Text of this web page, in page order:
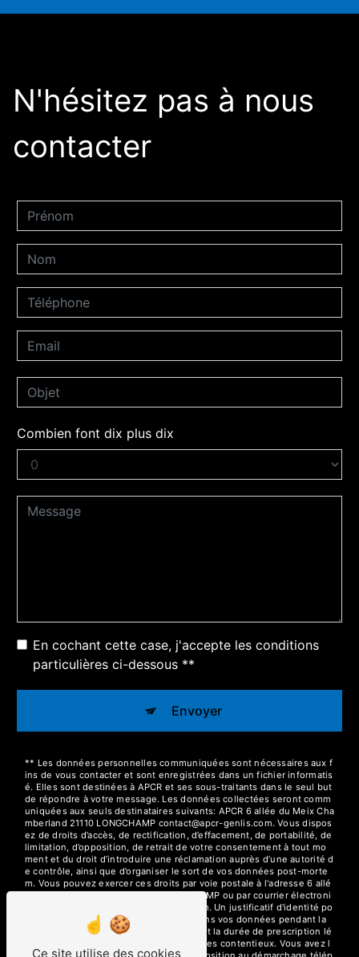
N'hésitez pas à nous
contacter
Combien font dix plus dix
En cochant cette case, j'accepte les conditions
particulières ci-dessous **
Envoyer
** Les données personnelles communiquées sont nécessaires aux f
ins de vous contacter et sont enregistrées dans un fichier informatis
é. Elles sont destinées à APCR et ses sous-traitants dans le seul but
de répondre à votre message. Les données collectées seront comm
uniquées aux seuls destinataires suivants: APCR 6 allée du Meix Cha
mberland 21110 LONGCHAMP contact@apcr-genlis.com. Vous dispos
ez de droits d’accès, de rectification, d’effacement, de portabilité, de
limitation, d’opposition, de retrait de votre consentement à tout mo
ment et du droit d’introduire une réclamation auprès d’une autorité d
e contrôle, ainsi que d’organiser le sort de vos données post-morte
m. Vous pouvez exercer ces droits par voie postale à l'adresse 6 allé
e du Meix Chamberland 21110 LONGCHAMP ou par courrier électroni
que à l'adresse contact@apcr-genlis.com. Un justificatif d'identité po
urra vous être demandé. Nous conservons vos données pendant la
période de prise de contact puis pendant la durée de prescription lé
gale aux fins probatoires et de gestion des contentieux. Vous avez l
Ce site utilise des cookies